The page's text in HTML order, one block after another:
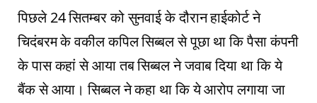
पिछले 24 सितम्बर को सुनवाई के दौरान हाईकोर्ट ने
चिदंबरम के वकील कपिल सिब्बल से पूछा था कि पैसा कंपनी
के पास कहां से आया तब सिब्बल ने जवाब दिया था कि ये
बैंक से आया। सिब्बल ने कहा था कि ये आरोप लगाया जा